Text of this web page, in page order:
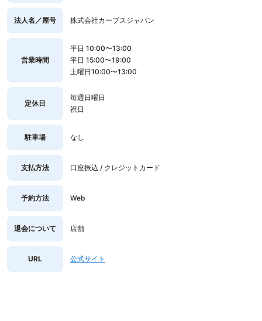
法人名／屋号 株式会社カーブスジャパン
営業時間
平日 10:00〜13:00
平日 15:00〜19:00
土曜日10:00〜13:00
定休日
毎週日曜日
祝日
駐車場 なし
支払方法 口座振込 / クレジットカード
予約方法 Web
退会について 店舗
URL 公式サイト